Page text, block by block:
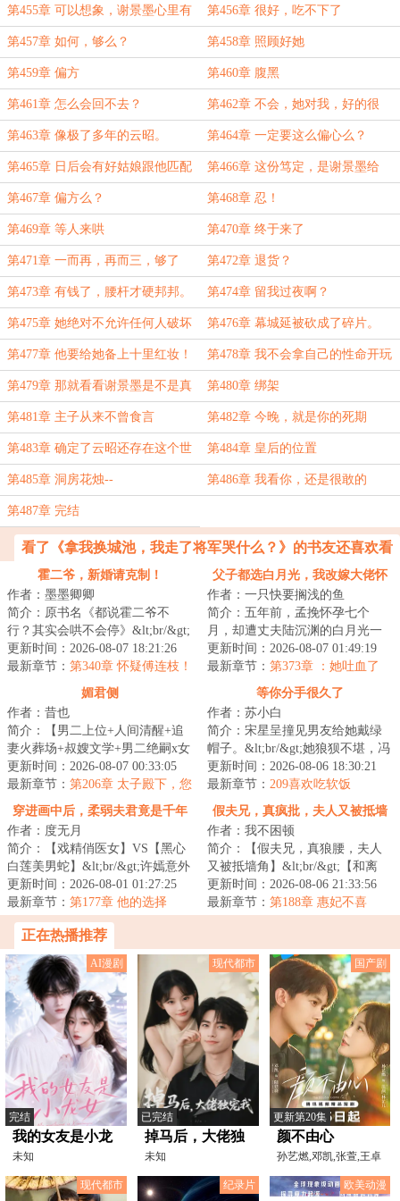
第455章 可以想象，谢景墨心里有
多咬牙切齿。
第456章 很好，吃不下了
第457章 如何，够么？ 第458章 照顾好她
第459章 偏方 第460章 腹黑
第461章 怎么会回不去？ 第462章 不会，她对我，好的很
第463章 像极了多年的云昭。 第464章 一定要这么偏心么？
第465章 日后会有好姑娘跟他匹配
的
第466章 这份笃定，是谢景墨给
的。
第467章 偏方么？ 第468章 忍！
第469章 等人来哄 第470章 终于来了
第471章 一而再，再而三，够了
吧？
第472章 退货？
第473章 有钱了，腰杆才硬邦邦。 第474章 留我过夜啊？
第475章 她绝对不允许任何人破坏
她的幸福！
第476章 幕城延被砍成了碎片。
第477章 他要给她备上十里红妆！ 第478章 我不会拿自己的性命开玩
笑的
第479章 那就看看谢景墨是不是真
的爱你了
第480章 绑架
第481章 主子从来不曾食言 第482章 今晚，就是你的死期
第483章 确定了云昭还存在这个世
间
第484章 皇后的位置
第485章 洞房花烛-- 第486章 我看你，还是很敢的
第487章 完结
看了《拿我换城池，我走了将军哭什么？》的书友还喜欢看
霍二爷，新婚请克制！
作者：墨墨卿卿
简介：原书名《都说霍二爷不
行？其实会哄不会停》&lt;br/&gt;
恢复听力那天，阮念念得知自己
被绿，甩了渣...
更新时间：2026-08-07 18:21:26
最新章节： 第340章 怀疑傅连枝！
父子都选白月光，我改嫁大佬怀
崽爽翻
作者：一只快要搁浅的鱼
简介：五年前，孟挽怀孕七个
月，却遭丈夫陆沉渊的白月光一
脚踢掉孩子，而最痛苦的是丈夫
的那句“歆妩也不...
更新时间：2026-08-07 01:49:19
最新章节： 第373章 ：她吐血了
媚君侧
作者：昔也
简介：【男二上位+人间清醒+追
妻火葬场+叔嫂文学+男二绝嗣x女
二好孕】&lt;br/&gt;&lt;br/&gt;燕
筝和太子...
更新时间：2026-08-07 00:33:05
最新章节： 第206章 太子殿下，您
受委屈了
等你分手很久了
作者：苏小白
简介：宋星呈撞见男友给她戴绿
帽子。&lt;br/&gt;她狼狈不堪，冯
晋主动上门，一副正人君子的模
样，“不送...
更新时间：2026-08-06 18:30:21
最新章节： 209喜欢吃软饭
穿进画中后，柔弱夫君竟是千年
作者：度无月
简介：【戏精俏医女】VS【黑心
白莲美男蛇】&lt;br/&gt;许嫣意外
穿越进一幅破损古画中。
&lt;br/&gt;醒来后...
更新时间：2026-08-01 01:27:25
最新章节： 第177章 他的选择
假夫兄，真疯批，夫人又被抵墙
角
作者：我不困顿
简介：【假夫兄，真狼腰，夫人
又被抵墙角】&lt;br/&gt;【和离
+男二上位+强取豪夺+前夫火葬场
+医女+双强+...
更新时间：2026-08-06 21:33:56
最新章节： 第188章 惠妃不喜
正在热播推荐
AI漫剧
完结
我的女友是小龙
女
未知
现代都市
已完结
掉马后，大佬独
宠我
未知
国产剧
更新第20集
颜不由心
孙艺燃,邓凯,张萱,王卓
弈,姜钰嫣,王侨铄,彭
现代都市
纪录片 欧美动漫